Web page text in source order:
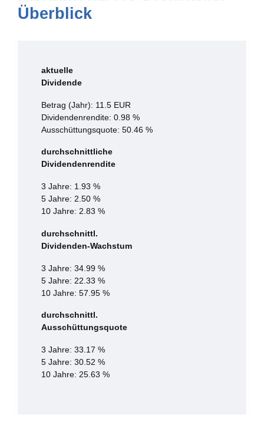
Überblick
aktuelle
Dividende
Betrag (Jahr): 11.5 EUR
Dividendenrendite: 0.98 %
Ausschüttungsquote: 50.46 %
durchschnittliche
Dividendenrendite
3 Jahre: 1.93 %
5 Jahre: 2.50 %
10 Jahre: 2.83 %
durchschnittl.
Dividenden-Wachstum
3 Jahre: 34.99 %
5 Jahre: 22.33 %
10 Jahre: 57.95 %
durchschnittl.
Ausschüttungsquote
3 Jahre: 33.17 %
5 Jahre: 30.52 %
10 Jahre: 25.63 %